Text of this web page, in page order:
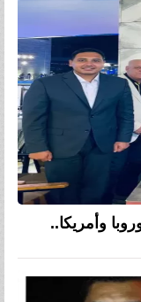
وأمريكا..